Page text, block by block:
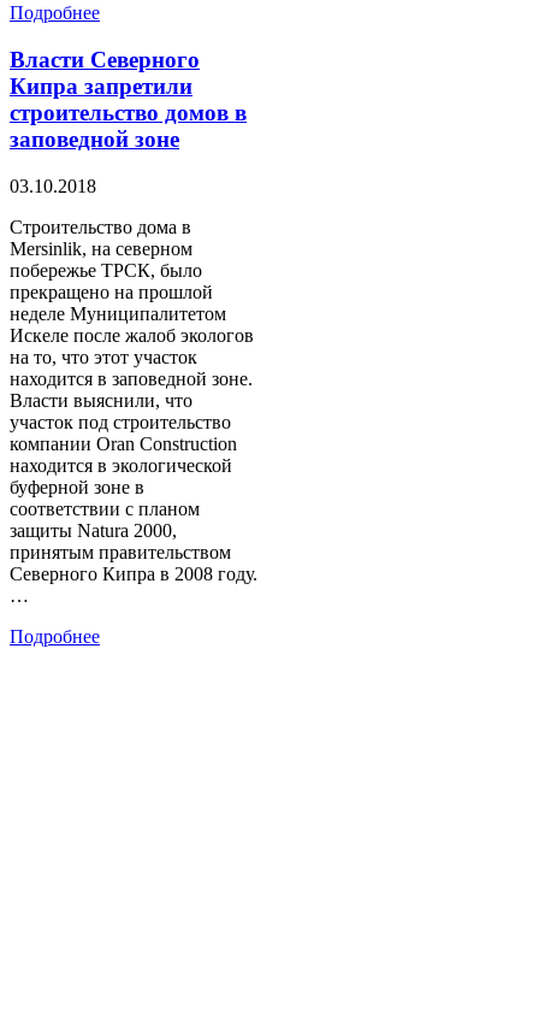
Подробнее
Власти Северного
Кипра запретили
строительство домов в
заповедной зоне
03.10.2018
Строительство дома в
Mersinlik, на северном
побережье ТРСК, было
прекращено на прошлой
неделе Муниципалитетом
Искеле после жалоб экологов
на то, что этот участок
находится в заповедной зоне.
Власти выяснили, что
участок под строительство
компании Oran Construction
находится в экологической
буферной зоне в
соответствии с планом
защиты Natura 2000,
принятым правительством
Северного Кипра в 2008 году.
…
Подробнее